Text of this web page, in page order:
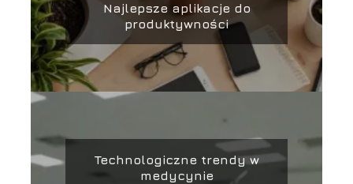
Najlepsze aplikacje do
produktywności
Technologiczne trendy w
medycynie